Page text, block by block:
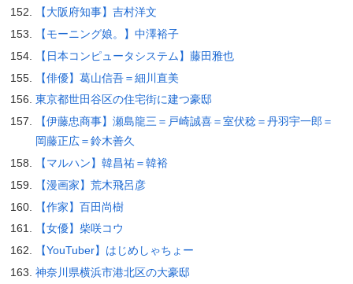
【大阪府知事】吉村洋文
【モーニング娘。】中澤裕子
【日本コンピュータシステム】藤田雅也
【俳優】葛山信吾＝細川直美
東京都世田谷区の住宅街に建つ豪邸
【伊藤忠商事】瀬島龍三＝戸崎誠喜＝室伏稔＝丹羽宇一郎＝
岡藤正広＝鈴木善久
【マルハン】韓昌祐＝韓裕
【漫画家】荒木飛呂彦
【作家】百田尚樹
【女優】柴咲コウ
【YouTuber】はじめしゃちょー
神奈川県横浜市港北区の大豪邸